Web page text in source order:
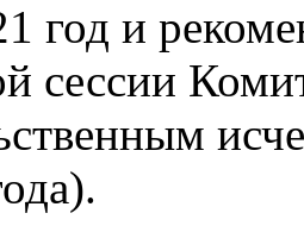
год и
сессии